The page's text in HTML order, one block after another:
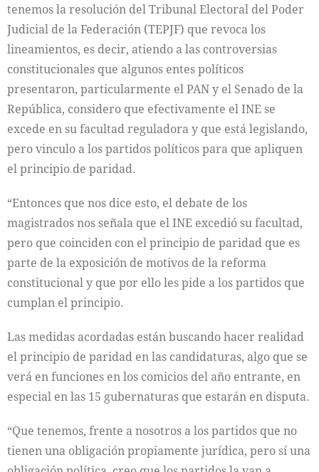
tenemos la resolución del Tribunal Electoral del Poder
Judicial de la Federación (TEPJF) que revoca los
lineamientos, es decir, atiendo a las controversias
constitucionales que algunos entes políticos
presentaron, particularmente el PAN y el Senado de la
República, considero que efectivamente el INE se
excede en su facultad reguladora y que está legislando,
pero vinculo a los partidos políticos para que apliquen
el principio de paridad.
“Entonces que nos dice esto, el debate de los
magistrados nos señala que el INE excedió su facultad,
pero que coinciden con el principio de paridad que es
parte de la exposición de motivos de la reforma
constitucional y que por ello les pide a los partidos que
cumplan el principio.
Las medidas acordadas están buscando hacer realidad
el principio de paridad en las candidaturas, algo que se
verá en funciones en los comicios del año entrante, en
especial en las 15 gubernaturas que estarán en disputa.
“Que tenemos, frente a nosotros a los partidos que no
tienen una obligación propiamente jurídica, pero sí una